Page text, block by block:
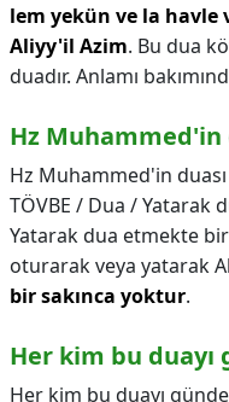
lem yekün ve la
Aliyy'il Azim. Bu dua
duadır. Anlamı
Hz Muhammed'in
Hz Muhammed'in
TÖVBE / Dua / Yatarak
Yatarak dua etmekte bir
oturarak veya yatarak
bir sakınca yoktur.
Her kim bu duayı
Her kim bu duayı